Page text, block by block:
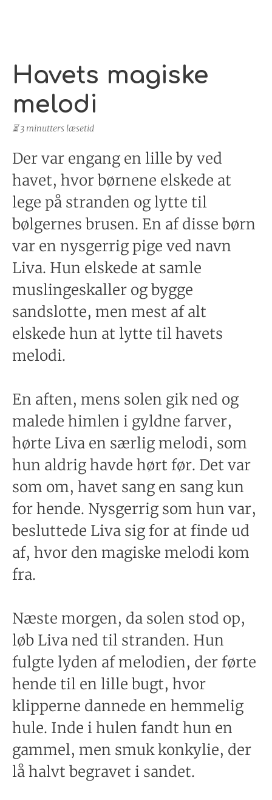
Havets magiske
melodi
⏳ 3 minutters læsetid
Der var engang en lille by ved
havet, hvor børnene elskede at
lege på stranden og lytte til
bølgernes brusen. En af disse børn
var en nysgerrig pige ved navn
Liva. Hun elskede at samle
muslingeskaller og bygge
sandslotte, men mest af alt
elskede hun at lytte til havets
melodi.
En aften, mens solen gik ned og
malede himlen i gyldne farver,
hørte Liva en særlig melodi, som
hun aldrig havde hørt før. Det var
som om, havet sang en sang kun
for hende. Nysgerrig som hun var,
besluttede Liva sig for at finde ud
af, hvor den magiske melodi kom
fra.
Næste morgen, da solen stod op,
løb Liva ned til stranden. Hun
fulgte lyden af melodien, der førte
hende til en lille bugt, hvor
klipperne dannede en hemmelig
hule. Inde i hulen fandt hun en
gammel, men smuk konkylie, der
lå halvt begravet i sandet.